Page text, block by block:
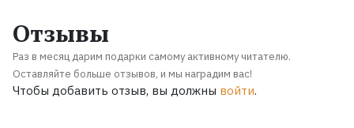
Отзывы
Раз в месяц дарим подарки самому активному читателю.
Оставляйте больше отзывов, и мы наградим вас!
Чтобы добавить отзыв, вы должны войти.